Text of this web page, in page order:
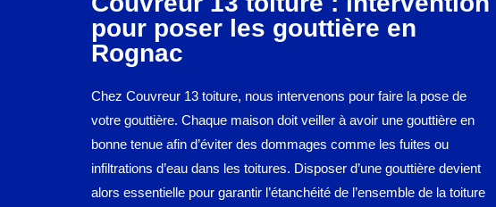
pour poser les gouttière en
Rognac
Chez Couvreur 13 toiture, nous intervenons pour faire la pose de
votre gouttière. Chaque maison doit veiller à avoir une gouttière en
bonne tenue afin d’éviter des dommages comme les fuites ou
infiltrations d’eau dans les toitures. Disposer d’une gouttière devient
alors essentielle pour garantir l’étanchéité de l’ensemble de la toiture